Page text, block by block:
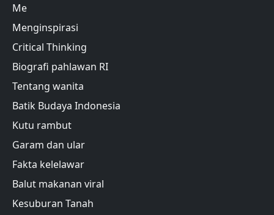
Me
Menginspirasi
Critical Thinking
Biografi pahlawan RI
Tentang wanita
Batik Budaya Indonesia
Kutu rambut
Garam dan ular
Fakta kelelawar
Balut makanan viral
Kesuburan Tanah